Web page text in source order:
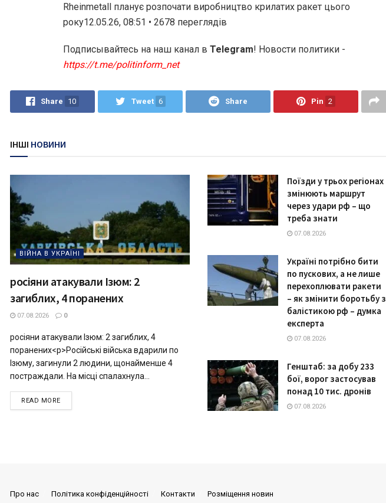
Rheinmetall планує розпочати виробництво крилатих ракет цього
року12.05.26, 08:51 • 2678 переглядiв
Подписывайтесь на наш канал в Telegram! Новости политики -
https://t.me/politinform_net
Share 10 Tweet 6 Share Pin 2
ІНШІ НОВИНИ
ВІЙНА В УКРАЇНІ
росіяни атакували Ізюм: 2
загиблих, 4 поранених
07.08.2026 0
росіяни атакували Ізюм: 2 загиблих, 4
поранених<p>Російські війська вдарили по
Ізюму, загинули 2 людини, щонайменше 4
постраждали. На місці спалахнула...
READ MORE
Поїзди у трьох регіонах
змінюють маршрут
через удари рф – що
треба знати
07.08.2026
Україні потрібно бити
по пускових, а не лише
перехоплювати ракети
– як змінити боротьбу з
балістикою рф – думка
експерта
07.08.2026
Генштаб: за добу 233
бої, ворог застосував
понад 10 тис. дронів
07.08.2026
Про нас Політика конфіденційності Контакти Розміщення новин